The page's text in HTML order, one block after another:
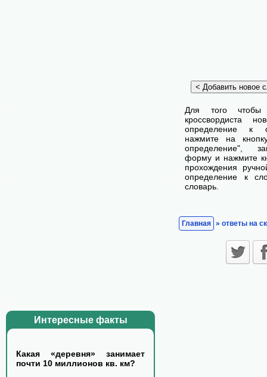
Интересные факты
Какая «деревня» занимает
почти 10 миллионов кв. км?
Для того чтобы
кроссвордиста
определение к
нажмите на
определение",
форму и нажмите
прохождения
определение к
словарь.
Главная » ответы на